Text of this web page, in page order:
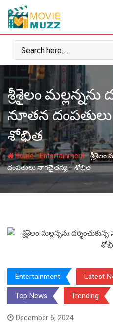
content
శ్రీశైలం మల్లన్నను
నూతన
శోభిత
Home-Entertainment-శ్రీశైలం
దంపతులు నాగచైతన్య – శోభిత
Entertainment Latest
Top News Trending
December 6, 2024